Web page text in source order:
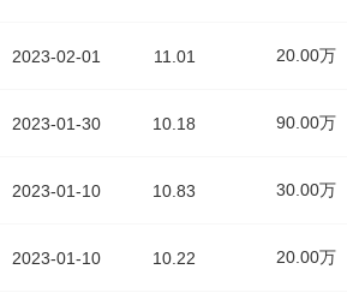
2023-02-01
2023-01-30
2023-01-10
2023-01-10
11.01 20.00万
10.18 90.00万
10.83 30.00万
10.22 20.00万